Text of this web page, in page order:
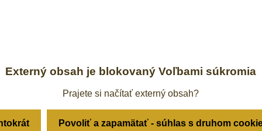
Externý obsah je blokovaný Voľbami súkromia
Prajete si načítať externý obsah?
Povoliť a zapamätať - súhlas s druhom